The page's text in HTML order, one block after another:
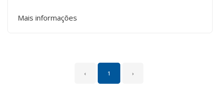
Mais informações
‹ 1 ›